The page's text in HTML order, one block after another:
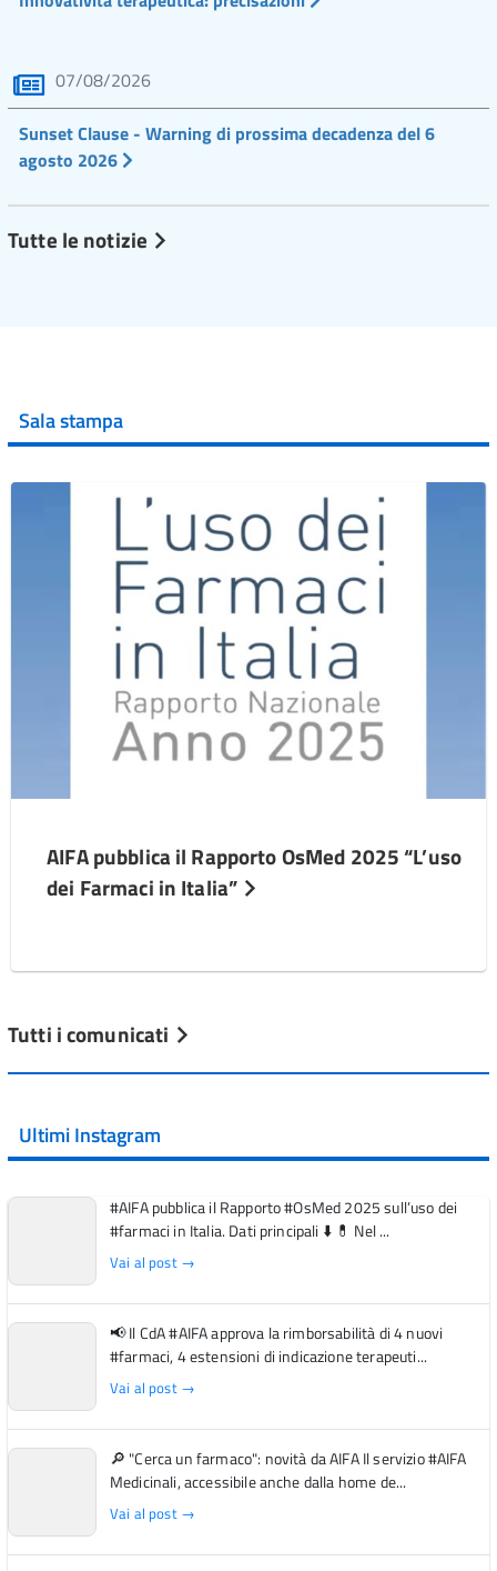
07/08/2026
Sunset Clause - Warning di prossima decadenza del 6
agosto 2026
Tutte le notizie
Sala stampa
AIFA pubblica il Rapporto OsMed 2025 “L’uso
dei Farmaci in Italia”
Tutti i comunicati
Ultimi Instagram
#AIFA pubblica il Rapporto #OsMed 2025 sull’uso dei
#farmaci in Italia. Dati principali ⬇️ 💊 Nel ...
Vai al post →
📢 Il CdA #AIFA approva la rimborsabilità di 4 nuovi
#farmaci, 4 estensioni di indicazione terapeuti...
Vai al post →
🔎 "Cerca un farmaco": novità da AIFA Il servizio #AIFA
Medicinali, accessibile anche dalla home de...
Vai al post →